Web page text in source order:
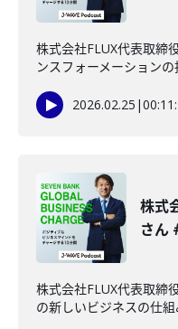
株式会社FLUX代表取締
ンスフォーメーションの
2026.02.25 |
株式
さん
株式会社FLUX代表取締
の新しいビジネスの仕組